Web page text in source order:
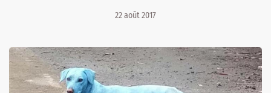
22 août 2017